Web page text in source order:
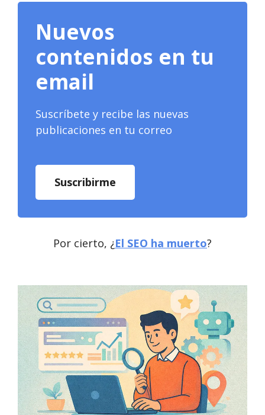
Nuevos
contenidos en tu
email
Suscríbete y recibe las nuevas
publicaciones en tu correo
Suscribirme
Por cierto, ¿El SEO ha muerto?